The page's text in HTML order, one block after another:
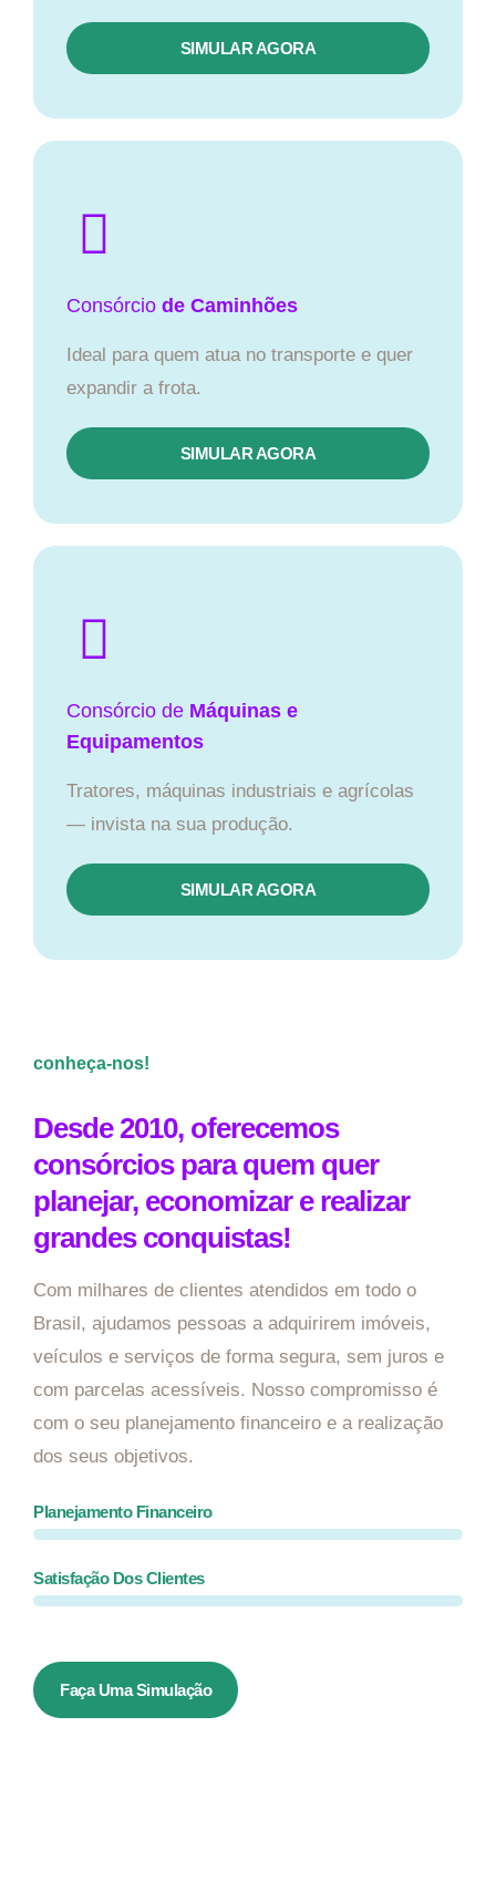
SIMULAR AGORA
Consórcio de Caminhões
Ideal para quem atua no transporte e quer
expandir a frota.
SIMULAR AGORA
Consórcio de Máquinas e
Equipamentos
Tratores, máquinas industriais e agrícolas
— invista na sua produção.
SIMULAR AGORA
conheça-nos!
Desde 2010, oferecemos
consórcios para quem quer
planejar, economizar e realizar
grandes conquistas!
Com milhares de clientes atendidos em todo o
Brasil, ajudamos pessoas a adquirirem imóveis,
veículos e serviços de forma segura, sem juros e
com parcelas acessíveis. Nosso compromisso é
com o seu planejamento financeiro e a realização
dos seus objetivos.
Planejamento Financeiro
Satisfação Dos Clientes
Faça Uma Simulação